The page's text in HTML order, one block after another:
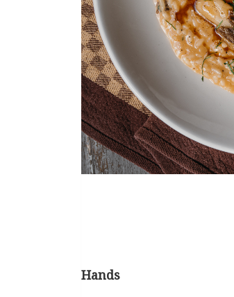
Hands